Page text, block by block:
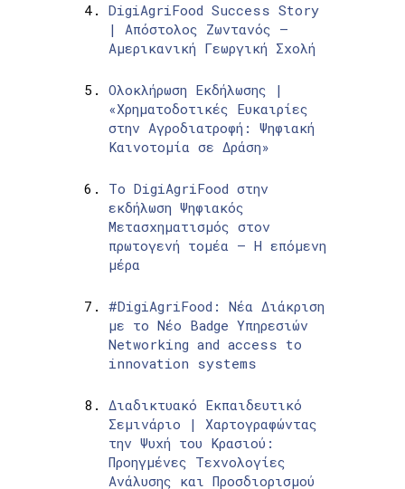
DigiAgriFood Success Story
| Απόστολος Ζωντανός –
Αμερικανική Γεωργική Σχολή
Ολοκλήρωση Εκδήλωσης |
«Χρηματοδοτικές Ευκαιρίες
στην Αγροδιατροφή: Ψηφιακή
Καινοτομία σε Δράση»
Το DigiAgriFood στην
εκδήλωση Ψηφιακός
Μετασχηματισμός στον
πρωτογενή τομέα – Η επόμενη
μέρα
#DigiAgriFood: Νέα Διάκριση
με το Νέο Badge Υπηρεσιών
Networking and access to
innovation systems
Διαδικτυακό Εκπαιδευτικό
Σεμινάριο | Χαρτογραφώντας
την Ψυχή του Κρασιού:
Προηγμένες Τεχνολογίες
Ανάλυσης και Προσδιορισμού